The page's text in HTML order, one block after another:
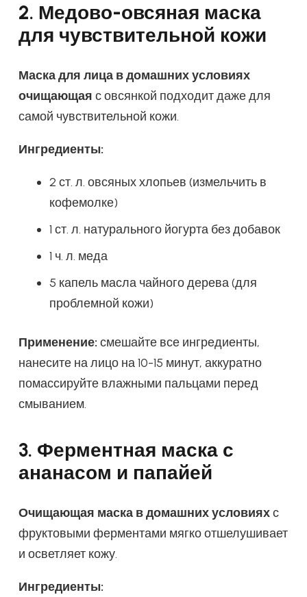
2. Медово-овсяная маска
для чувствительной кожи
Маска для лица в домашних условиях
очищающая с овсянкой подходит даже для
самой чувствительной кожи.
Ингредиенты:
2 ст. л. овсяных хлопьев (измельчить в
кофемолке)
1 ст. л. натурального йогурта без добавок
1 ч. л. меда
5 капель масла чайного дерева (для
проблемной кожи)
Применение: смешайте все ингредиенты,
нанесите на лицо на 10-15 минут, аккуратно
помассируйте влажными пальцами перед
смыванием.
3. Ферментная маска с
ананасом и папайей
Очищающая маска в домашних условияхс
фруктовыми ферментами мягко отшелушивает
и осветляет кожу.
Ингредиенты: